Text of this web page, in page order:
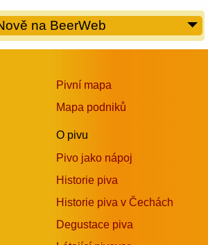
na BeerWeb
Pivní mapa
Mapa podniků
O pivu
Pivo jako nápoj
Historie piva
Historie piva v Čechách
Degustace piva